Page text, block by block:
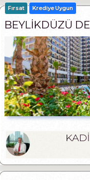
Fırsat Krediye Uygun
BEYLIKDÜZÜ